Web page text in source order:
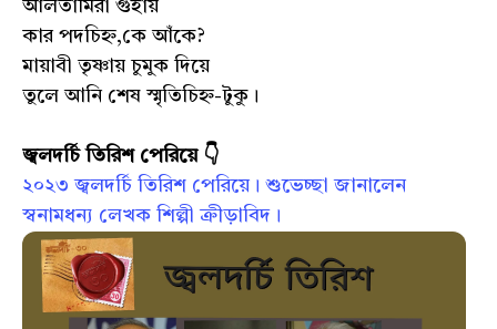
আলতামিরা গুহায়
কার পদচিহ্ন,কে আঁকে?
মায়াবী তৃষ্ণায় চুমুক দিয়ে
তুলে আনি শেষ স্মৃতিচিহ্ন-টুকু।
জ্বলদর্চি তিরিশ পেরিয়ে 👇
২০২৩ জ্বলদর্চি তিরিশ পেরিয়ে। শুভেচ্ছা জানালেন
স্বনামধন্য লেখক শিল্পী ক্রীড়াবিদ।